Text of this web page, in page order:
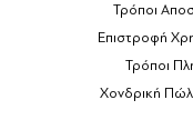
Τρόποι
Επιστροφή
Τρόποι
Χονδρική